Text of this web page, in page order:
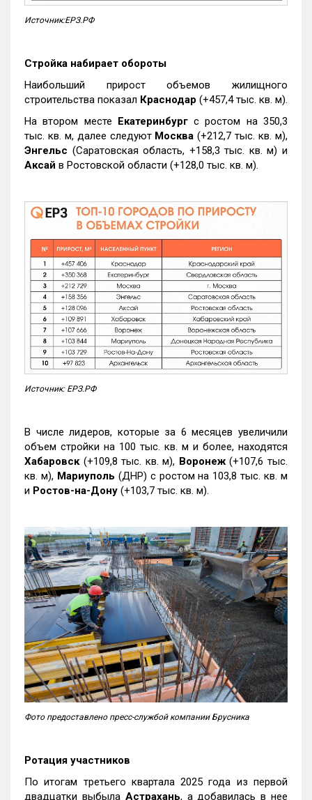
Источник:ЕРЗ.РФ
Стройка набирает обороты
Наибольший прирост объемов жилищного
строительства показал Краснодар (+457,4 тыс. кв. м).
На втором месте Екатеринбургс ростом на 350,3
тыс. кв. м, далее следуют Москва (+212,7 тыс. кв. м),
Энгельс (Саратовская область, +158,3 тыс. кв. м) и
Аксай в Ростовской области (+128,0 тыс. кв. м).
Источник: ЕРЗ.РФ
В числе лидеров, которые за 6 месяцев увеличили
объем стройки на 100 тыс. кв. м и более, находятся
Хабаровск (+109,8 тыс. кв. м), Воронеж(+107,6 тыс.
кв. м), Мариуполь (ДНР) с ростом на 103,8 тыс. кв. м
и Ростов-на-Дону (+103,7 тыс. кв. м).
Фото предоставлено пресс-службой компании Брусника
Ротация участников
По итогам третьего квартала 2025 года из первой
двадцатки выбыла Астрахань, а добавилась в нее